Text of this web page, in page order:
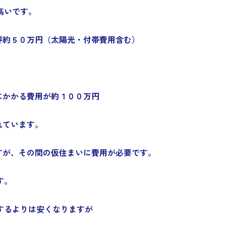
です。
５０万円（太陽光・付帯費用含む）
かる費用が約１００万円
います。
、その間の仮住まいに費用が必要です。
よりは安くなりますが